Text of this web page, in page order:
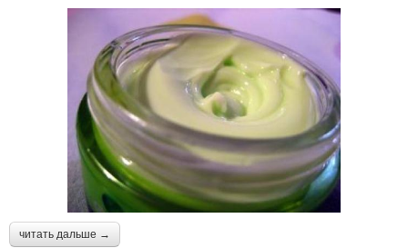
читать дальше →